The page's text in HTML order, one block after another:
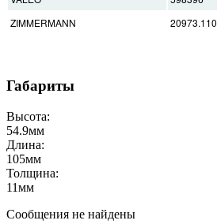
ZIMMERMANN
Габариты
Высота:
54.9мм
Длина:
105мм
Толщина:
11мм
Сообщения не найдены